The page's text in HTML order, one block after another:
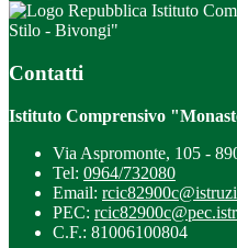
Istituto
Stilo - Bivongi"
Contatti
Istituto Comprensivo
Via Aspromonte, 105 -
Tel: 0964/732080
Email:
PEC:
C.F.: 81006100804